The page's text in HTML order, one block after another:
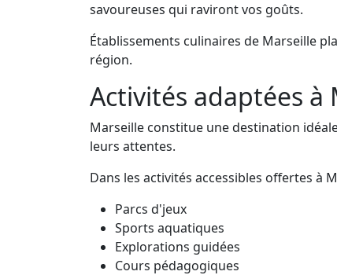
savoureuses qui raviront vos goûts.
Établissements culinaires de Marseille
région.
Activités adaptées à
Marseille constitue une destination
leurs attentes.
Dans les activités accessibles offertes à
Parcs d'jeux
Sports aquatiques
Explorations guidées
Cours pédagogiques